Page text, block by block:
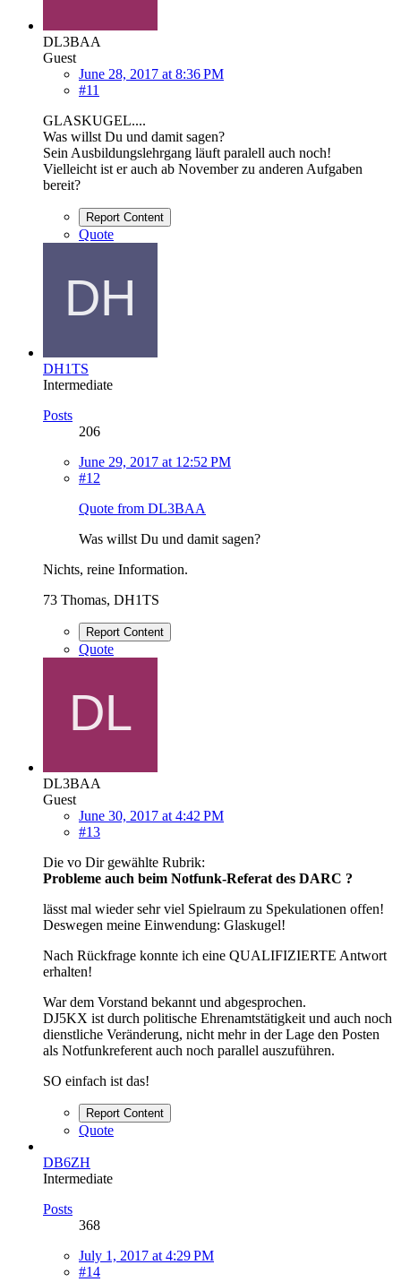
DL3BAA
Guest
June 28, 2017 at 8:36 PM
#11
GLASKUGEL....
Was willst Du und damit sagen?
Sein Ausbildungslehrgang läuft paralell auch noch!
Vielleicht ist er auch ab November zu anderen Aufgaben
bereit?
Report Content
Quote
DH1TS
Intermediate
Posts
206
June 29, 2017 at 12:52 PM
#12
Quote from DL3BAA
Was willst Du und damit sagen?
Nichts, reine Information.
73 Thomas, DH1TS
Report Content
Quote
DL3BAA
Guest
June 30, 2017 at 4:42 PM
#13
Die vo Dir gewählte Rubrik:
Probleme auch beim Notfunk-Referat des DARC ?
lässt mal wieder sehr viel Spielraum zu Spekulationen offen!
Deswegen meine Einwendung: Glaskugel!
Nach Rückfrage konnte ich eine QUALIFIZIERTE Antwort
erhalten!
War dem Vorstand bekannt und abgesprochen.
DJ5KX ist durch politische Ehrenamtstätigkeit und auch noch
dienstliche Veränderung, nicht mehr in der Lage den Posten
als Notfunkreferent auch noch parallel auszuführen.
SO einfach ist das!
Report Content
Quote
DB6ZH
Intermediate
Posts
368
July 1, 2017 at 4:29 PM
#14